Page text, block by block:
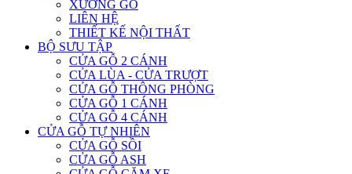
XƯỞNG GỖ
LIÊN HỆ
THIẾT KẾ NỘI THẤT
BỘ SƯU TẬP
CỬA GỖ 2 CÁNH
CỬA LÙA - CỬA TRƯỢT
CỬA GỖ THÔNG PHÒNG
CỬA GỖ 1 CÁNH
CỬA GỖ 4 CÁNH
CỬA GỖ TỰ NHIÊN
CỬA GỖ SỒI
CỬA GỖ ASH